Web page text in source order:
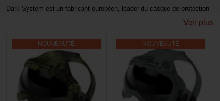
Dark System est un fabricant européen, leader du casque de protection
composants permettant de personnaliser votre casque de protection
casques et accessoires garantissant à la fois sécurité, communication
et performance sur le terrain.
Muselières : de mordant, de frappe, sanitaire, type barskerville...
Coques de protection auditive : passive, actives (Peltor, Razor....)
Sangle de cou : simple ou avec boucle cobra
Accessoires : flasheur lumineux, rail picatinny, accessoire Mohoc,
Voir plus
NOUVEAUTÉ NOUVEAUTÉ